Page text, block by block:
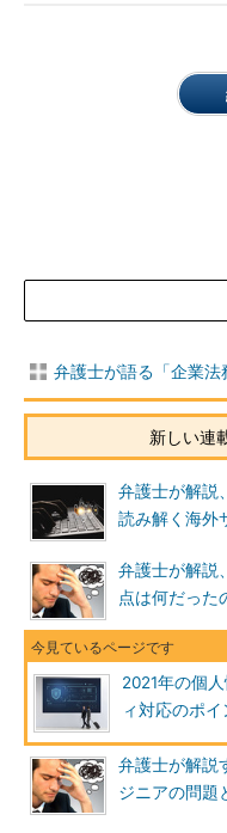
弁護士が語る「企業
新しい連
弁護士が解説
読み解く海外
弁護士が解説
点は何だった
2021年の個
ィ対応のポ
弁護士が解説
ジニアの問題